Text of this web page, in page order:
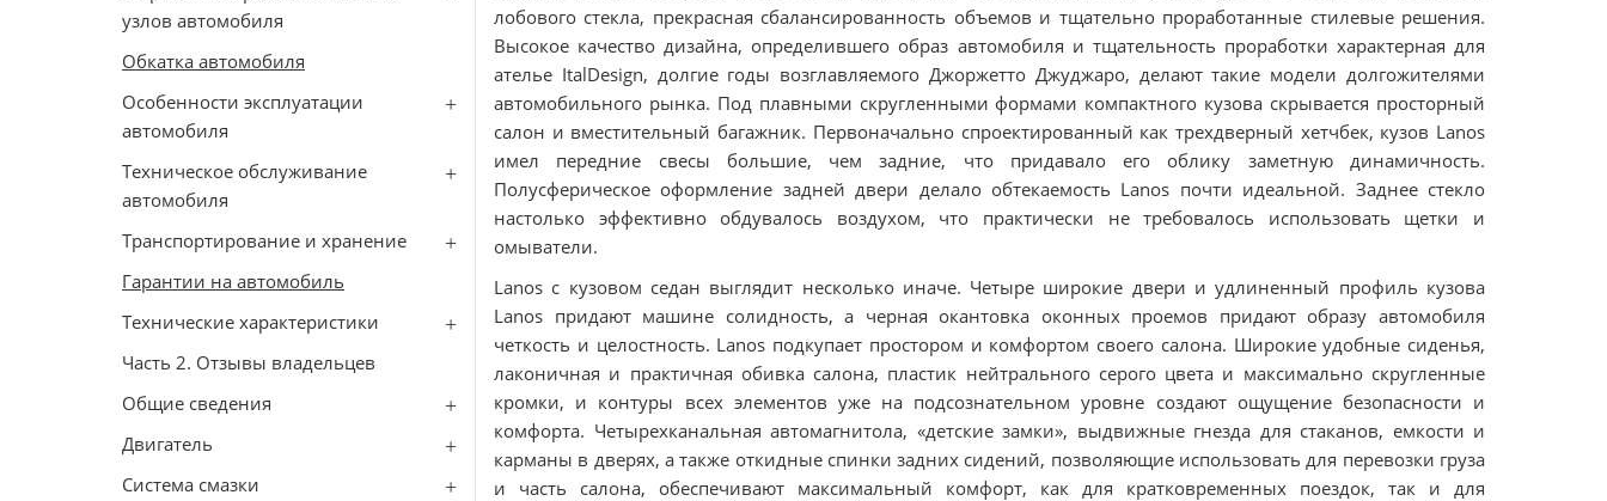
узлов автомобиля
Обкатка автомобиля
Особенности эксплуатации
автомобиля
Техническое обслуживание
автомобиля
Транспортирование и хранение
Гарантии на автомобиль
Технические характеристики
Часть 2. Отзывы владельцев
Общие сведения
Двигатель
Система смазки
лобового стекла, прекрасная сбалансированность объемов и тщательно проработанные стилевые решения.
Высокое качество дизайна, определившего образ автомобиля и тщательность проработки характерная для
ателье ItalDesign, долгие годы возглавляемого Джоржетто Джуджаро, делают такие модели долгожителями
автомобильного рынка. Под плавными скругленными формами компактного кузова скрывается просторный
салон и вместительный багажник. Первоначально спроектированный как трехдверный хетчбек, кузов Lanos
имел передние свесы большие, чем задние, что придавало его облику заметную динамичность.
Полусферическое оформление задней двери делало обтекаемость Lanos почти идеальной. Заднее стекло
настолько эффективно обдувалось воздухом, что практически не требовалось использовать щетки и
омыватели.
Lanos с кузовом седан выглядит несколько иначе. Четыре широкие двери и удлиненный профиль кузова
Lanos придают машине солидность, а черная окантовка оконных проемов придают образу автомобиля
четкость и целостность. Lanos подкупает простором и комфортом своего салона. Широкие удобные сиденья,
лаконичная и практичная обивка салона, пластик нейтрального серого цвета и максимально скругленные
кромки, и контуры всех элементов уже на подсознательном уровне создают ощущение безопасности и
комфорта. Четырехканальная автомагнитола, «детские замки», выдвижные гнезда для стаканов, емкости и
карманы в дверях, а также откидные спинки задних сидений, позволяющие использовать для перевозки груза
и часть салона, обеспечивают максимальный комфорт, как для кратковременных поездок, так и для